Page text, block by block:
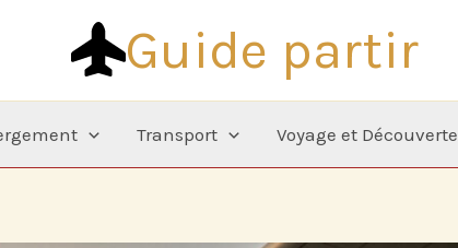
Guide partir
Transport Voyage et Découverte